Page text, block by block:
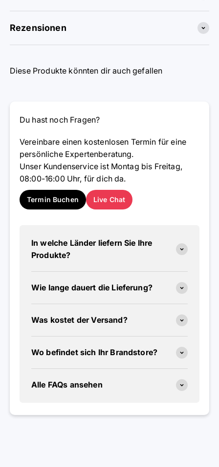
Rezensionen
Diese Produkte könnten dir auch gefallen
Du hast noch Fragen?
Vereinbare einen kostenlosen Termin für eine
persönliche Expertenberatung.
Unser Kundenservice ist Montag bis Freitag,
08:00-16:00 Uhr, für dich da.
Termin Buchen Live Chat
In welche Länder liefern Sie Ihre
Produkte?
Wie lange dauert die Lieferung?
Was kostet der Versand?
Wo befindet sich Ihr Brandstore?
Alle FAQs ansehen